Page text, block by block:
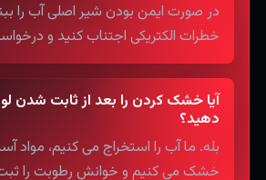
در صورت ایمن بودن شیر اصلی آب را
خطرات الکتریکی اجتناب کنید و
آیا خشک کردن را بعد از ثابت شدن
دهید؟
بله. ما آب را استخراج می کنیم، مواد
خشک می کنیم و خوانش رطوبت را